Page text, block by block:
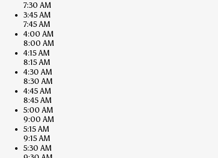
7:30 AM
3:45 AM
7:45 AM
4:00 AM
8:00 AM
4:15 AM
8:15 AM
4:30 AM
8:30 AM
4:45 AM
8:45 AM
5:00 AM
9:00 AM
5:15 AM
9:15 AM
5:30 AM